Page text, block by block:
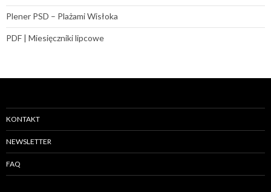
Plener PSD – Plażami Wisłoka
PDF | Miesięczniki lipcowe
KONTAKT
NEWSLETTER
FAQ